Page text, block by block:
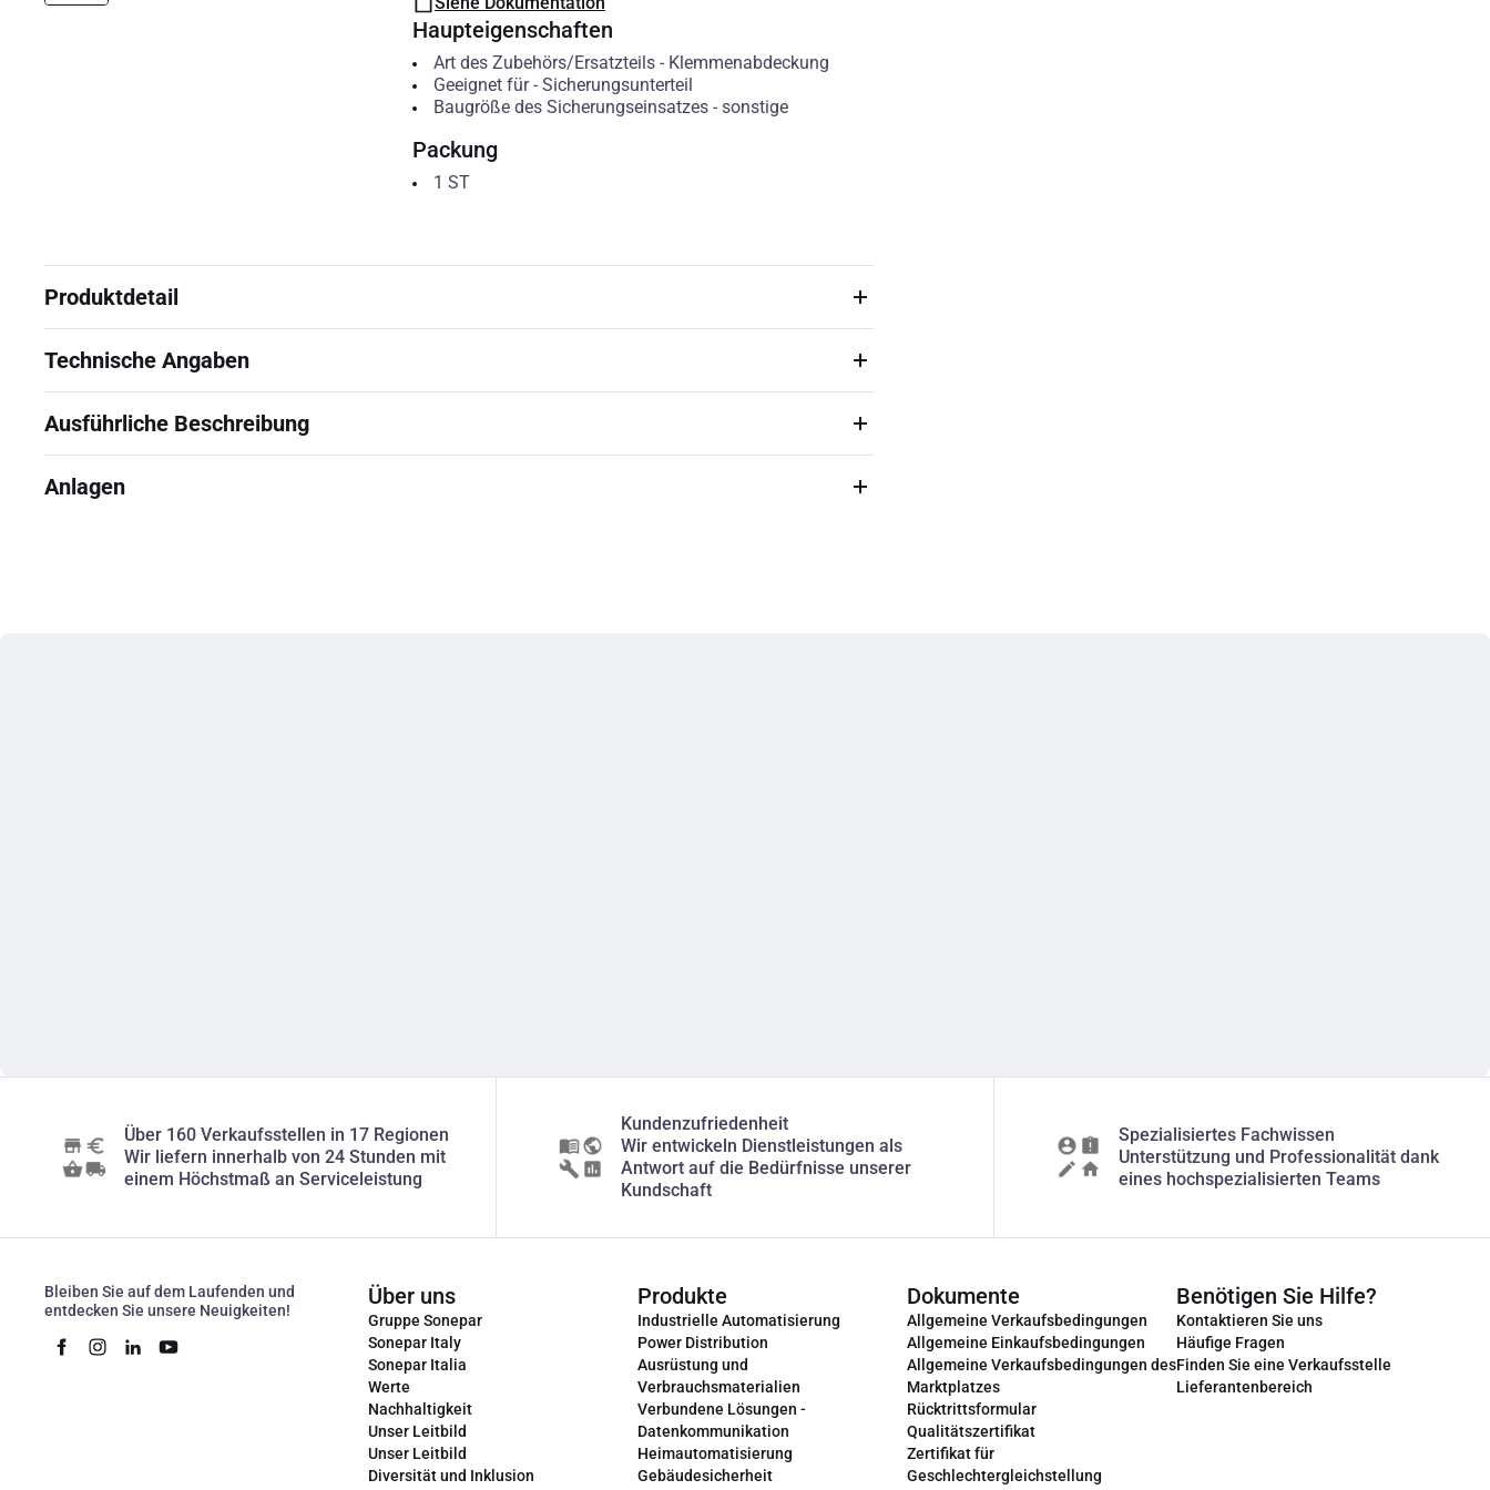
Haupteigenschaften
Art des Zubehörs/Ersatzteils- Klemmenabdeckung
Geeignet für- Sicherungsunterteil
Baugröße des Sicherungseinsatzes- sonstige
Packung
1 ST
Produktdetail
Technische Angaben
Ausführliche Beschreibung
Anlagen
Über 160 Verkaufsstellen in 17 Regionen
Wir liefern innerhalb von 24 Stunden mit
einem Höchstmaß an Serviceleistung
Kundenzufriedenheit
Wir entwickeln Dienstleistungen als
Antwort auf die Bedürfnisse unserer
Kundschaft
Spezialisiertes Fachwissen
Unterstützung und Professionalität dank
eines hochspezialisierten Teams
Bleiben Sie auf dem Laufenden und
entdecken Sie unsere Neuigkeiten!
Über uns
Gruppe Sonepar
Sonepar Italy
Sonepar Italia
Werte
Nachhaltigkeit
Unser Leitbild
Unser Leitbild
Diversität und Inklusion
Produkte
Industrielle Automatisierung
Power Distribution
Ausrüstung und
Verbrauchsmaterialien
Verbundene Lösungen -
Datenkommunikation
Heimautomatisierung
Gebäudesicherheit
Dokumente
Allgemeine Verkaufsbedingungen
Allgemeine Einkaufsbedingungen
Allgemeine Verkaufsbedingungen des
Marktplatzes
Rücktrittsformular
Qualitätszertifikat
Zertifikat für
Geschlechtergleichstellung
Benötigen Sie Hilfe?
Kontaktieren Sie uns
Häufige Fragen
Finden Sie eine Verkaufsstelle
Lieferantenbereich